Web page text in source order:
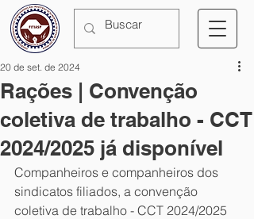
Rações | Convenção
coletiva de trabalho - CCT
2024/2025 já disponível
20 de set. de 2024
Companheiros e companheiros dos
sindicatos filiados, a convenção
coletiva de trabalho - CCT 2024/2025